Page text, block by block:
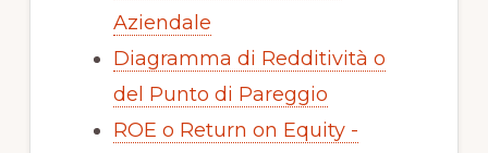
Aziendale
Diagramma di Redditività o
del Punto di Pareggio
ROE o Return on Equity -